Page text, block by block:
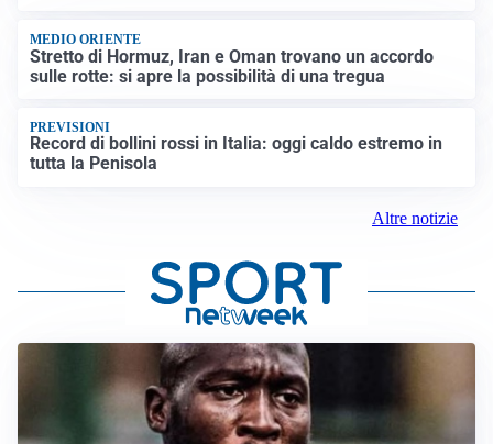
MEDIO ORIENTE
Stretto di Hormuz, Iran e Oman trovano un accordo
sulle rotte: si apre la possibilità di una tregua
PREVISIONI
Record di bollini rossi in Italia: oggi caldo estremo in
tutta la Penisola
Altre notizie